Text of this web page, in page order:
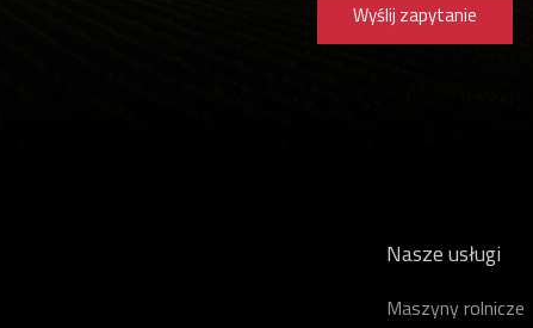
Wyślij zapytanie
Nasze usługi
Maszyny rolnicze